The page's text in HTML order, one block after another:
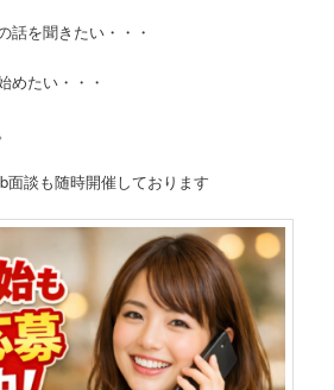
話を聞きたい・・・
めたい・・・
面談も随時開催しております